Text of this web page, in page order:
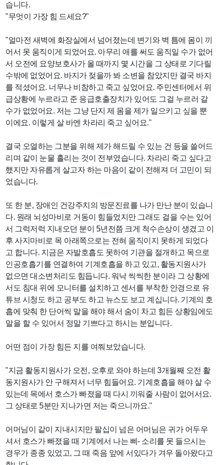
습니다.
"무엇이 가장 힘 드세요?"
"얼마전 새벽에 화장실에서 넘어졌는데 변기와 벽 틈에 몸이 끼
어서 못 움직이게 되었어요. 아무리 애를 써도 움직일 수가 없어
서 오전에 요양보호사가 올 때까지 몇 시간을 그 상태로 기다릴
수밖에 없었어요. 바지가 젖을까 봐 소변을 참았지만 결국 바지
를 적셨어요. 너무나 비참하고 죽고 싶었어요. 주민센터에서 위
급상황에 누르라고 준 응급호출장치가 있어도 그걸 누르러 갈
수가 없었어요. 저는 그냥 단지 제 몸을 제가 일으키고 싶을 뿐
이에요. 이렇게 살 바엔 차라리 죽고 싶어요."
결국 오열하는 그분을 위해 제가 해드릴 수 있는 건 등을 쓸어드
리며 같이 눈물 흘리는 것이 전부였습니다. 차라리 죽고 싶다고
했지만 자유롭게 살고자 하는 마음이 같이 전해져 더 고민이 되
었습니다.
또 한 분, 장애인 건강주치의 방문진료를 나가 만난 분이 있습니
다. 원래 뇌성마비로 거동이 힘들었지만 그래도 걸을 수는 있어
서 그럭저럭 지내오던 분이 5년전쯤 크게 척수손상이 생겼고 이
후 사지마비로 목 아래쪽으로는 전혀 움직이지 못하게 되었다
고 합니다. 지금은 자발호흡도 못하여 기관을 절개하고 목으로
인공호흡기를 연결하여 기계호흡을 하고 있고, 활동지원사가
없으면 대소변처리도 힘듭니다. 워낙 씩씩한 분이라 그 상황에
서도 침대 위에 모니터를 설치하고 센서를 부착한 안경으로 유
튜브 시청도 하고 공부도 하고 뉴스도 보고 계십니다. 기계의 호
흡에 맞춰 한 단어씩 말을 해야 해서 숨이 차고 힘든 상황임에도
말을 할 수 있어서 정말 기쁘다고 하시는 분입니다.
어떤 점이 가장 힘든 지를 여쭤보았습니다.
"지금 활동지원사가 오전, 오후로 와야 하는데 3개월째 오전 활
동지원사가 안 구해져서 너무 힘들어요. 기계호흡을 해야 살 수
있는데 목에서 호스가 빠졌을 때 다시 끼워줄 사람이 없어서요.
그 상태로 5분만 지나가면 저는 죽으니까요."
어머님이 같이 지내시지만 팔십이 넘은 어머님은 귀가 어두우
셔서 호스가 빠졌을 때 기계에서 나는 삐- 소리를 못 들으시는
경우가 종종 있었고, 그 때 죽음 앞에 서있다가 겨우 돌아왔다고